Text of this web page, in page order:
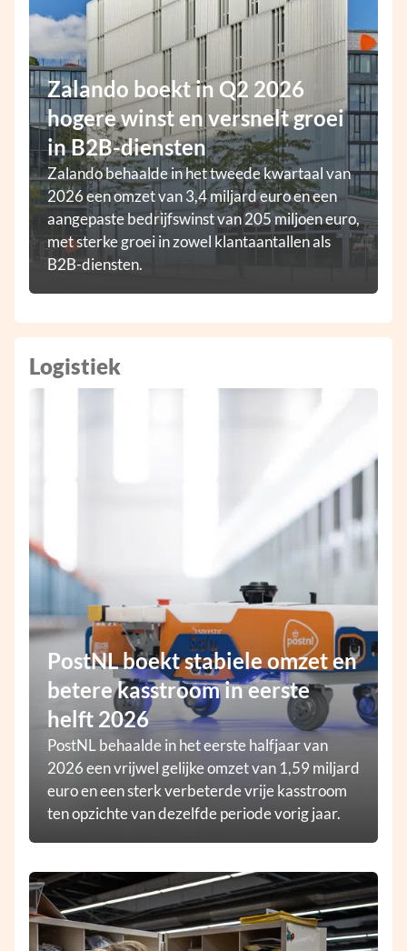
Zalando boekt in Q2 2026
hogere winst en versnelt groei
in B2B-diensten
Zalando behaalde in het tweede kwartaal van
2026 een omzet van 3,4 miljard euro en een
aangepaste bedrijfswinst van 205 miljoen euro,
met sterke groei in zowel klantaantallen als
B2B-diensten.
Logistiek
PostNL boekt stabiele omzet en
betere kasstroom in eerste
helft 2026
PostNL behaalde in het eerste halfjaar van
2026 een vrijwel gelijke omzet van 1,59 miljard
euro en een sterk verbeterde vrije kasstroom
ten opzichte van dezelfde periode vorig jaar.